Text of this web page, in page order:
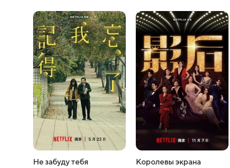
Не забуду тебя Королевы экрана